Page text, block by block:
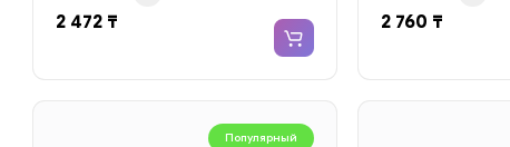
2 472 ₸ 2 760 ₸
Популярный